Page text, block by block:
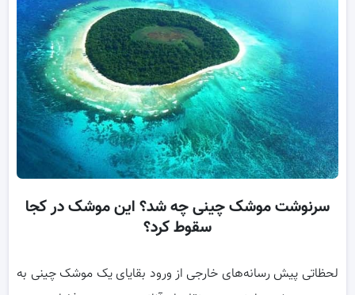
سرنوشت موشک چینی چه شد؟ این موشک در کجا
سقوط کرد؟
لحظاتی پیش رسانه‌های خارجی از ورود بقایای یک موشک چینی به